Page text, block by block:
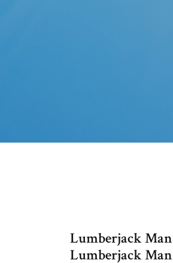
Lumberjack
Lumberjack